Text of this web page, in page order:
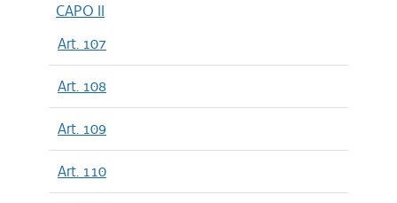
CAPO II
Art. 107
Art. 108
Art. 109
Art. 110